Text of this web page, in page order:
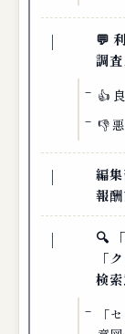
💬
調
👍
👎
編
報
🔍
「
検
「